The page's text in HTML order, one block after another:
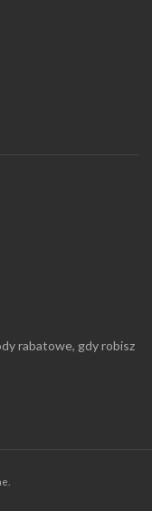
rabatowe, gdy robisz